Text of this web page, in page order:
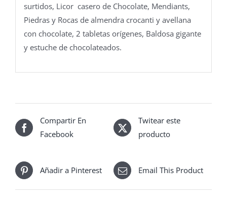
surtidos, Licor casero de Chocolate, Mendiants,
Piedras y Rocas de almendra crocanti y avellana
con chocolate, 2 tabletas orígenes, Baldosa gigante
y estuche de chocolateados.
Compartir En
Facebook
Twitear este
producto
Añadir a Pinterest Email This Product